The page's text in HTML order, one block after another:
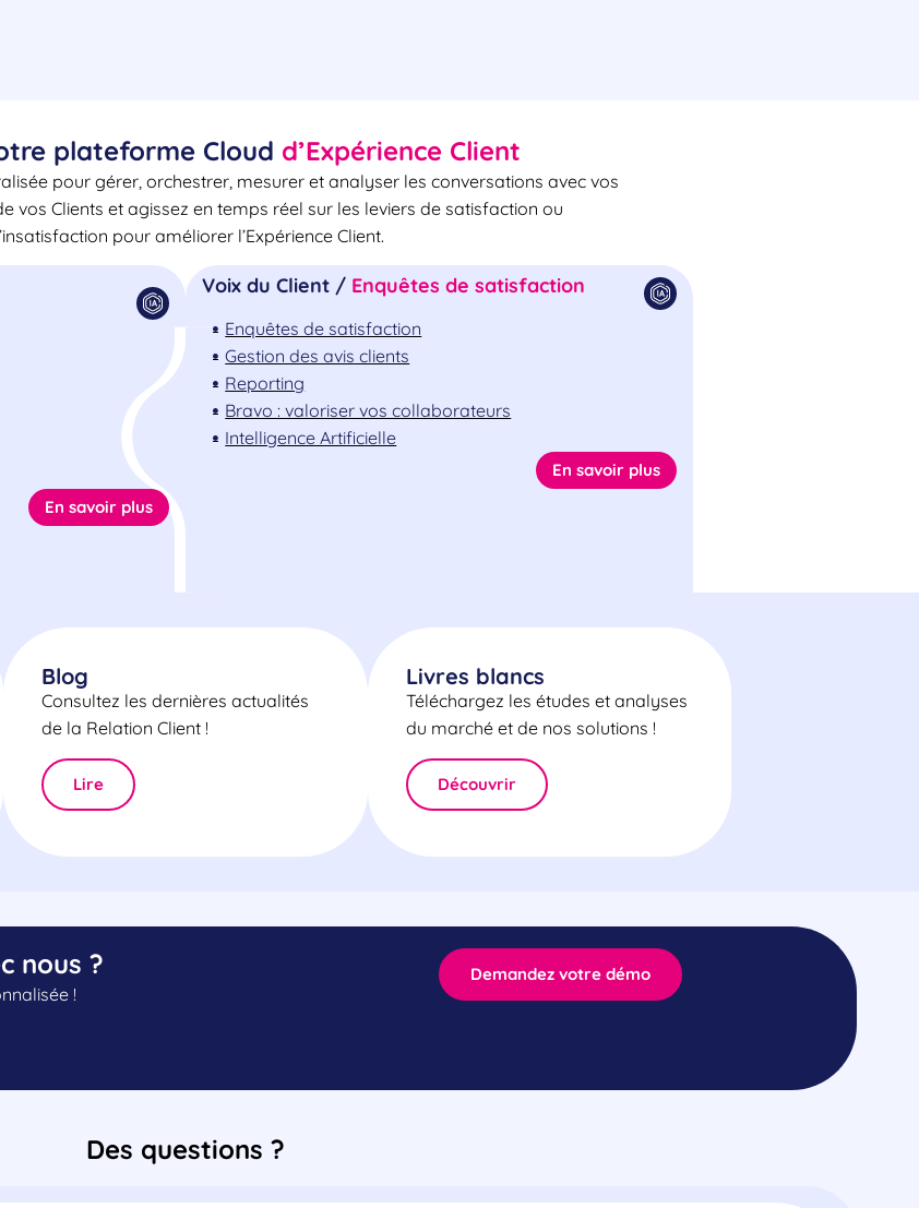
plateforme Cloud d’Expérience Client
pour gérer, orchestrer, mesurer et analyser les conversations avec vos
vos Clients et agissez en temps réel sur les leviers de satisfaction ou
pour améliorer l’Expérience Client.
En savoir plus
Voix du Client / Enquêtes de satisfaction
Enquêtes de satisfaction
Gestion des avis clients
Reporting
Bravo : valoriser vos collaborateurs
Intelligence Artificielle
En savoir plus
Blog
Consultez les dernières actualités
de la Relation Client !
Lire
Livres blancs
Téléchargez les études et analyses
du marché et de nos solutions !
Découvrir
Demandez votre démo
nous ?
!
Des questions ?